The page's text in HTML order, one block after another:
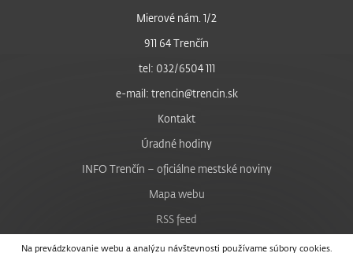
Na prevádzkovanie webu a analýzu návštevnosti používame súbory cookies.
Mierové nám. 1/2
911 64 Trenčín
tel: 032/6504 111
e-mail: trencin@trencin.sk
Kontakt
Úradné hodiny
INFO Trenčín – oficiálne mestské noviny
Mapa webu
RSS feed
Nastavenie cookies